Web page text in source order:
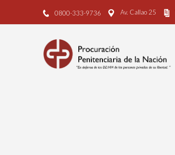
0800-333-9736 Av. Callao 25